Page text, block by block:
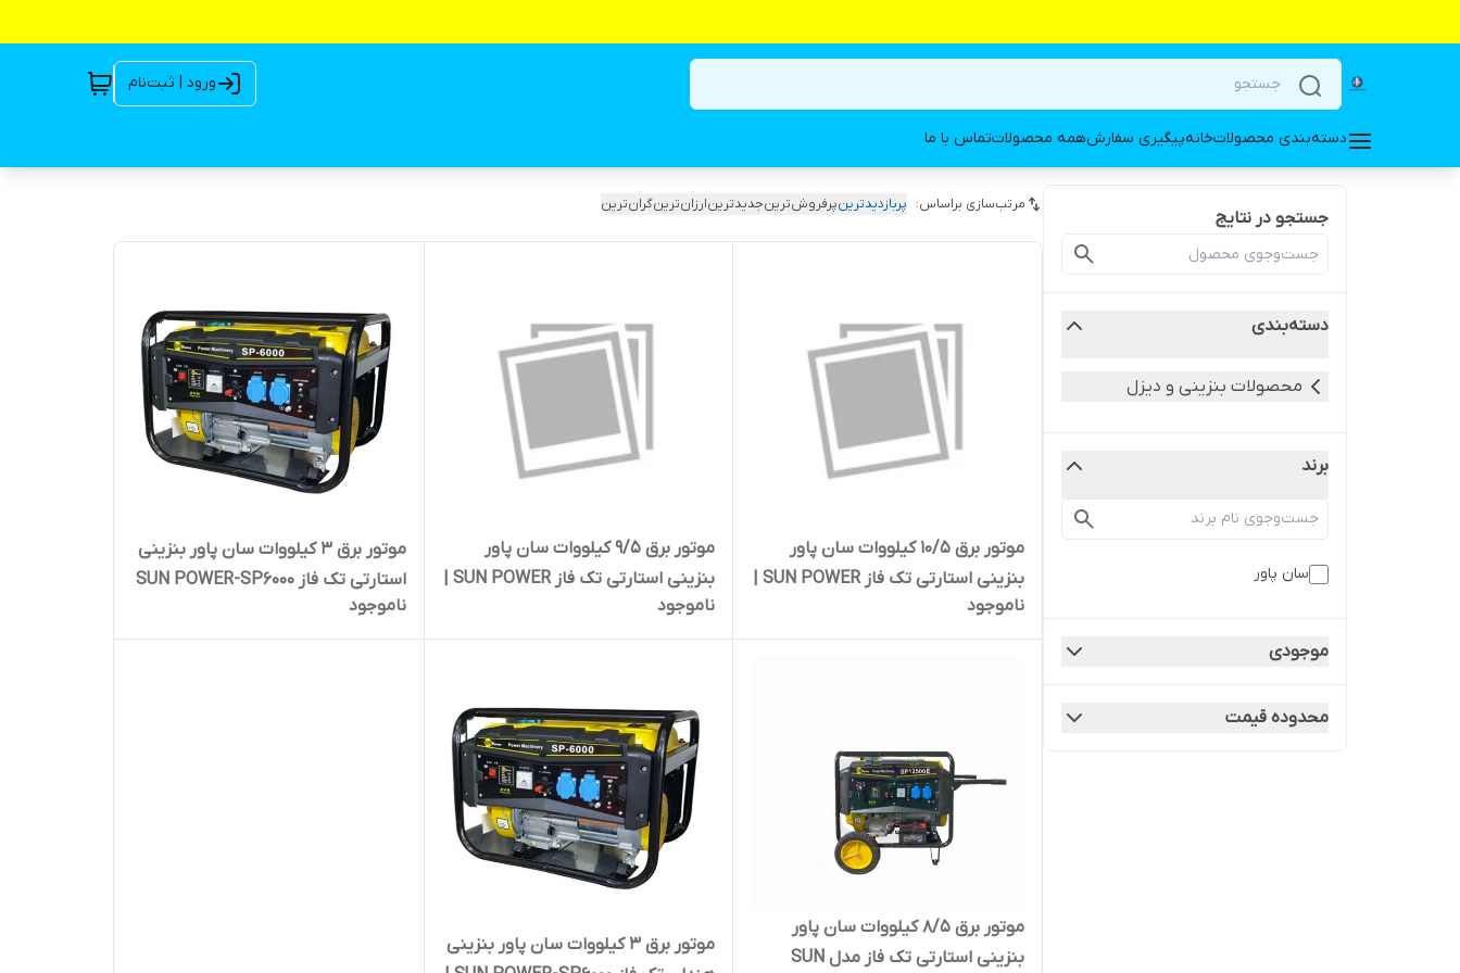
ورود | ثبت‌نام
دسته‌بندی محصولاتخانهپیگیری سفارشهمه محصولاتتماس با ما
جستجو در نتایج
دسته‌بندی
محصولات بنزینی و دیزل
برند
سان پاور
موجودی
محدوده قیمت
مرتب‌سازی براساس: پربازدیدترینپرفروش‌ترینجدیدترینارزان‌ترینگران‌ترین
موتور برق 10/5 کیلووات سان پاور
ژنراتور برق ده هزار و 500 وات
ناموجود
موتور برق 9/5 کیلووات سان پاور
بنزینی استارتی تک فاز SUN POWER |
ژنراتور برق 9500 وات
ناموجود
موتور برق 3 کیلووات سان پاور بنزینی
استارتی تک فاز SUN POWER-SP6000
| ژنراتور برق 3000 وات
ناموجود
موتور برق 8/5 کیلووات سان پاور
بنزینی استارتی تک فاز مدل SUN
موتور برق 3 کیلووات سان پاور بنزینی